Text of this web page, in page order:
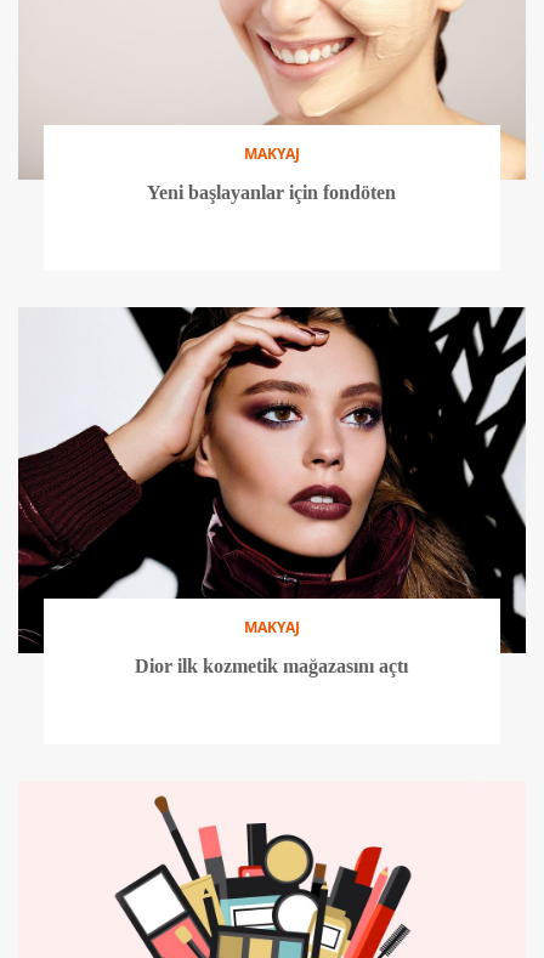
MAKYAJ
Yeni başlayanlar için fondöten
MAKYAJ
Dior ilk kozmetik mağazasını açtı